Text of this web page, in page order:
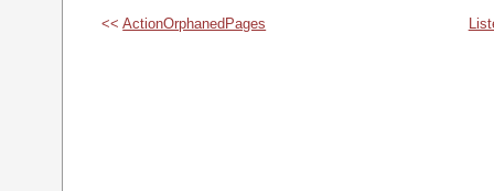
<<ActionOrphanedPages